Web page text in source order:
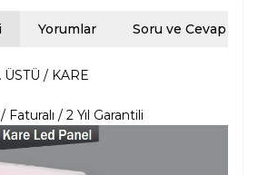
Yorumlar Soru ve Cevap
/ KARE
/ 2 Yıl Garantili